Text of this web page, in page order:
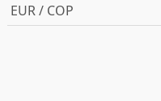
EUR / COP